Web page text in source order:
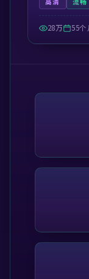
28万 55个